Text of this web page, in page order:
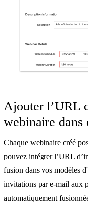
Ajouter l’URL
webinaire dans
Chaque webinaire créé
pouvez intégrer l’URL
fusion dans vos modèles
invitations par e-mail aux
automatiquement